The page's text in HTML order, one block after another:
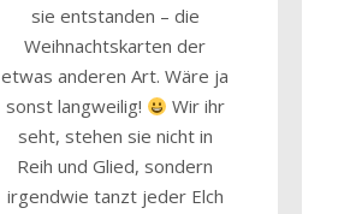
sie entstanden – die
Weihnachtskarten der
etwas anderen Art. Wäre ja
sonst langweilig!
Wir ihr
seht, stehen sie nicht in
Reih und Glied, sondern
irgendwie tanzt jeder Elch